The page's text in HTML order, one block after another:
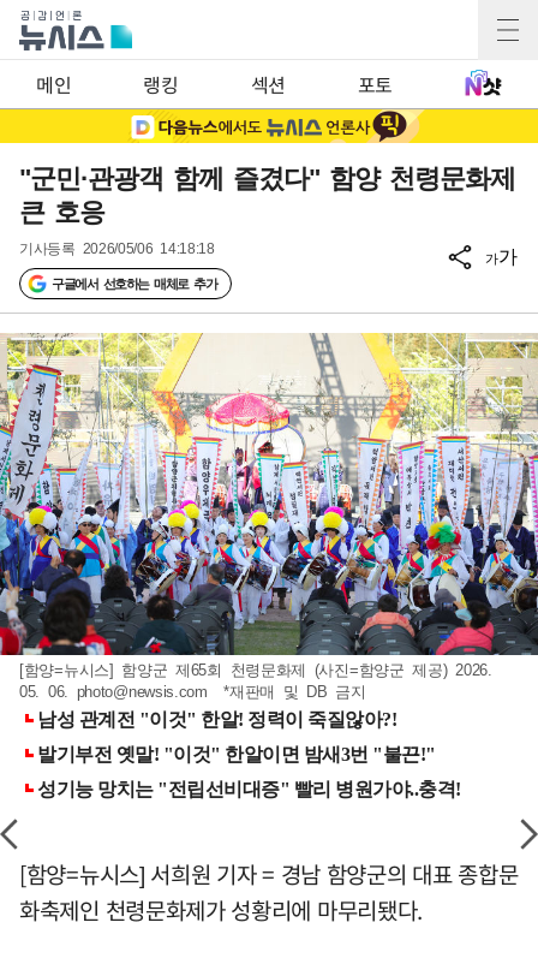
메인 랭킹 섹션 포토
"군민·관광객 함께 즐겼다" 함양 천령문화제
큰 호응
기사등록 2026/05/06 14:18:18
구글에서 선호하는 매체로 추가
가가
[함양=뉴시스] 함양군 제65회 천령문화제 (사진=함양군 제공) 2026.
05. 06. photo@newsis.com *재판매 및 DB 금지
[함양=뉴시스] 서희원 기자 = 경남 함양군의 대표 종합문
화축제인 천령문화제가 성황리에 마무리됐다.